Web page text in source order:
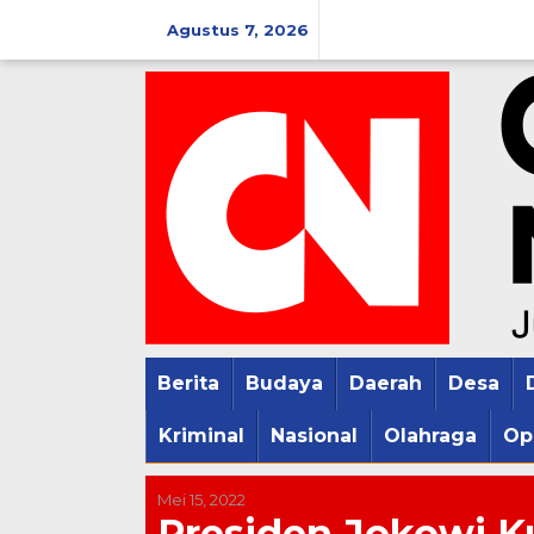
konten
Agustus 7, 2026
Berita Budaya Daerah Desa
Kriminal Nasional Olahraga
Mei 15, 2022